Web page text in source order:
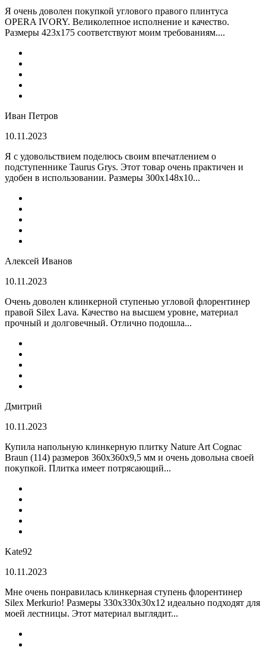
Я очень доволен покупкой углового правого плинтуса
OPERA IVORY. Великолепное исполнение и качество.
Размеры 423х175 соответствуют моим требованиям....
Иван Петров
10.11.2023
Я с удовольствием поделюсь своим впечатлением о
подступеннике Taurus Grys. Этот товар очень практичен и
удобен в использовании. Размеры 300х148х10...
Алексей Иванов
10.11.2023
Очень доволен клинкерной ступенью угловой флорентинер
правой Silex Lava. Качество на высшем уровне, материал
прочный и долговечный. Отлично подошла...
Дмитрий
10.11.2023
Купила напольную клинкерную плитку Nature Art Cognac
Braun (114) размеров 360x360x9,5 мм и очень довольна своей
покупкой. Плитка имеет потрясающий...
Kate92
10.11.2023
Мне очень понравилась клинкерная ступень флорентинер
Silex Merkurio! Размеры 330х330х30х12 идеально подходят для
моей лестницы. Этот материал выглядит...